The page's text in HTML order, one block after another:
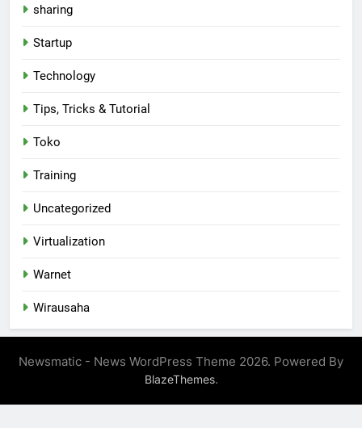
sharing
Startup
Technology
Tips, Tricks & Tutorial
Toko
Training
Uncategorized
Virtualization
Warnet
Wirausaha
Newsmatic - News WordPress Theme 2026. Powered By
BlazeThemes.